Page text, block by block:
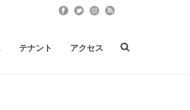
テナント アクセス